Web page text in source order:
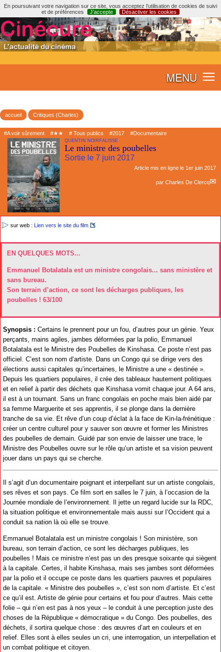
En poursuivant votre navigation sur ce site, vous acceptez l’utilisation de cookies de suivi
et de préférences
J’accepte Désactiver les cookies
MENU
accueil Critiques (Charles)
#A voir sûrement #★★ # Tous publics #2017 #Documentaire
QUENTIN NOIRFALISSE
Le ministre des poubelles
Sortie le 7 juin 2017
Article mis en ligne le 1er juin 2017
par Charles De Clercq
EN QUELQUES MOTS...
Emmanuel Botalatala est un ministre congolais... sans ministère et
sans bureau.
Son terrain d’action, ce sont les décharges publiques, les
poubelles ! 63/100
sur web : Lien vers le site du film
Synopsis : Certains le prennent pour un fou, d’autres pour un génie. Yeux
perçants, mains agiles, jambes déformées par la polio, Emmanuel
Botalatala est le Ministre des Poubelles de Kinshasa. Ce poste n’est pas
officiel. C’est son nom d’artiste. Dans un Congo qui se dirige vers des
élections aussi capitales qu’incertaines, le Ministre a une « destinée ».
Depuis les quartiers populaires, il crée des tableaux hautement politiques
et en relief à partir des déchets que Kinshasa vomit chaque jour. A 64 ans,
il est à un tournant. Sans un franc congolais en poche mais bien aidé par
sa femme Marguerite et ses apprentis, il se plonge dans la dernière
tranche de sa vie. Et rêve d’un coup d’éclat à la face de Kin-la-frénétique :
créer un centre culturel pour y sauver son œuvre et former les Ministres
des poubelles de demain. Guidé par son envie de laisser une trace, le
Ministre des Poubelles ouvre sur le rôle qu’un artiste et sa vision peuvent
jouer dans un pays qui se cherche.
Il s’agit d’un documentaire poignant et interpellant sur un artiste congolais,
ses rêves et son pays. Ce film sort en salles le 7 juin, à l’occasion de la
Journée mondiale de l’environnement. Il jette un regard lucide sur la RDC,
la situation politique et environnementale mais aussi sur l’Occident qui a
conduit sa nation là où elle se trouve.
Emmanuel Botalatala est un ministre congolais ! Son ministère, son
bureau, son terrain d’action, ce sont les décharges publiques, les
poubelles ! Mais ce ministre n’est pas un des presque soixante qui siègent
à la capitale. Certes, il habite Kinshasa, mais ses jambes sont déformées
par la polio et il occupe ce poste dans les quartiers pauvres et populaires
de la capitale. « Ministre des poubelles », c’est son nom d’artiste. Et c’est
ce qu’il est. Artiste de génie pour certains et fou pour d’autres. Mais cette
folie – qui n’en est pas à nos yeux – le conduit à une perception juste des
choses de la République « démocratique » du Congo. Des poubelles, des
déchets, il sortira quelque chose : des œuvres d’art en couleurs et en
relief. Elles sont à elles seules un cri, une interrogation, un interpellation et
un combat politique et citoyen.